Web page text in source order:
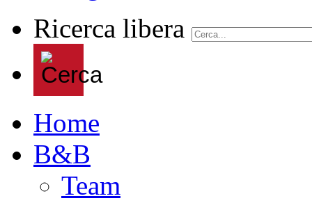
Ricerca libera
Home
B&B
Team